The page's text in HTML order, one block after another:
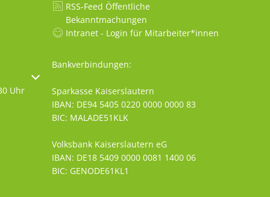
Schließzeiten auszublenden
Uhr
RSS-Feed Öffentliche
Bekanntmachungen
Intranet - Login für Mitarbeiter*innen
Bankverbindungen:
Sparkasse Kaiserslautern
IBAN: DE94 5405 0220 0000 0000 83
BIC: MALADE51KLK
Volksbank Kaiserslautern eG
IBAN: DE18 5409 0000 0081 1400 06
BIC: GENODE61KL1